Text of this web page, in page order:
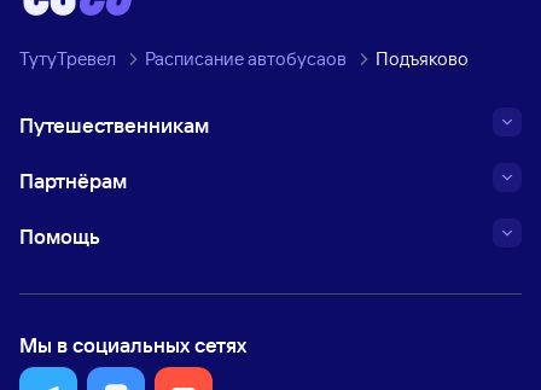
ТутуТревел Расписание автобусаов Подъяково
Путешественникам
Партнёрам
Помощь
Мы в социальных сетях